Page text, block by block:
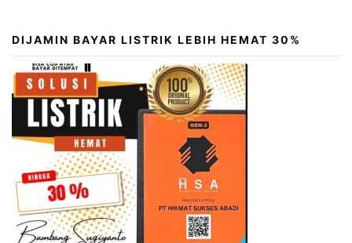
DIJAMIN BAYAR LISTRIK LEBIH HEMAT 30%